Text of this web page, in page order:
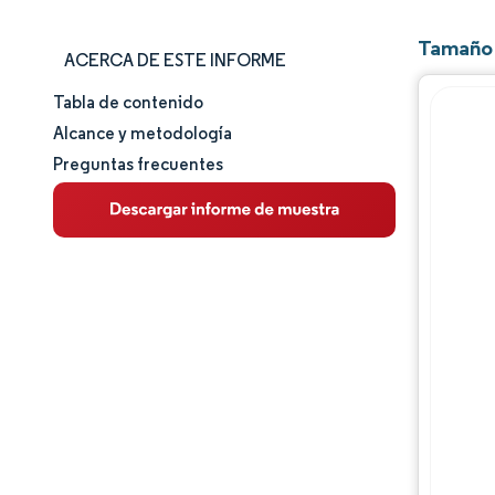
ACERCA DE ESTE INFORME
Tamaño y cuota de mercado
Análisis de mercado
Tendencias e ideas
Tabla de contenido
Alcance y metodología
Preguntas frecuentes